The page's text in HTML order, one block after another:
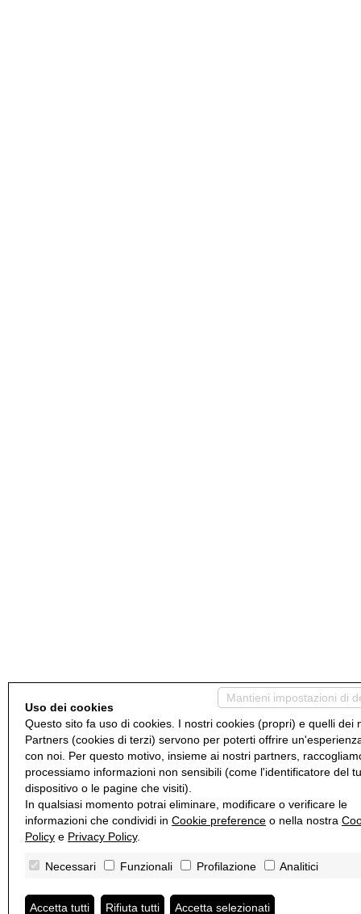
Mantieni impostazioni di
Uso dei cookies
Questo sito fa uso di cookies. I nostri cookies (propri) e quelli dei
Partners (cookies di terzi) servono per poterti offrire
con noi. Per questo motivo, insieme ai nostri partners,
processiamo informazioni non sensibili (come l'identificatore del
dispositivo o le pagine che visiti).
In qualsiasi momento potrai eliminare, modificare o verificare le
informazioni che condividi in Cookie preference o nella nostra
Policy e Privacy Policy.
Necessari Funzionali Profilazione Analitici
Accetta tutti Rifiuta tutti Accetta selezionati